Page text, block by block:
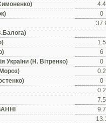
4.4
0
1.5
6
України (Н. Вiтренко)
0
0.2
0
0.2
7.5
9.7